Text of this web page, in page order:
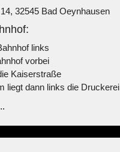
32545 Bad Oeynhausen
links
vorbei
Kaiserstraße
liegt dann links die Druckerei